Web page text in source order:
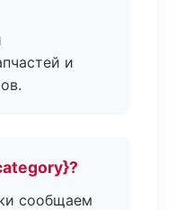
и
сообщаем